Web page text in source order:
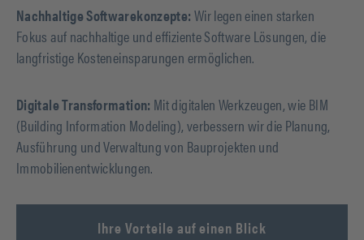
Nachhaltige Softwarekonzepte: Wir legen einen starken
Fokus auf nachhaltige und effiziente Software Lösungen, die
langfristige Kosteneinsparungen ermöglichen.
Digitale Transformation: Mit digitalen Werkzeugen, wie BIM
(Building Information Modeling), verbessern wir die Planung,
Ausführung und Verwaltung von Bauprojekten und
Immobilienentwicklungen.
Ihre Vorteile auf einen Blick